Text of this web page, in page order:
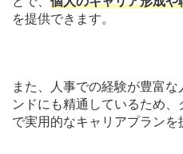
を提供できます。
また、人事での経験が豊富
ンドにも精通しているため
で実用的なキャリアプランを